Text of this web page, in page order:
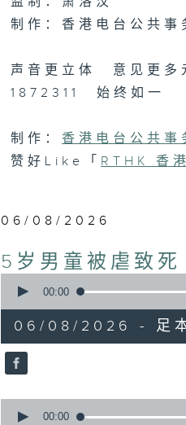
制作：香港电台公共事
声音更立体 意见更多
1872311 始终如一
制作： 香港电台公共事
赞好Like「 RTHK 香
06/08/2026
5岁男童被虐致
seconds
48
minutes,
53
seconds
90%
00:00
06/08/2026 - 足
seconds
00:00